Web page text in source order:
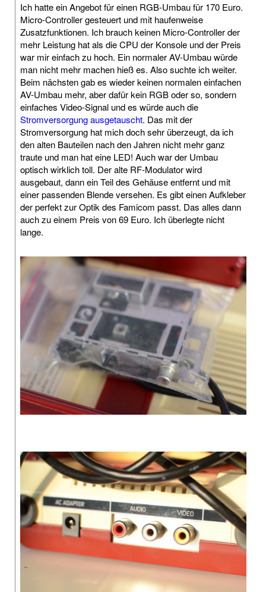
Ich hatte ein Angebot für einen RGB-Umbau für 170 Euro.
Micro-Controller gesteuert und mit haufenweise
Zusatzfunktionen. Ich brauch keinen Micro-Controller der
mehr Leistung hat als die CPU der Konsole und der Preis
war mir einfach zu hoch. Ein normaler AV-Umbau würde
man nicht mehr machen hieß es. Also suchte ich weiter.
Beim nächsten gab es wieder keinen normalen einfachen
AV-Umbau mehr, aber dafür kein RGB oder so, sondern
einfaches Video-Signal und es würde auch die
Stromversorgung ausgetauscht. Das mit der
Stromversorgung hat mich doch sehr überzeugt, da ich
den alten Bauteilen nach den Jahren nicht mehr ganz
traute und man hat eine LED! Auch war der Umbau
optisch wirklich toll. Der alte RF-Modulator wird
ausgebaut, dann ein Teil des Gehäuse entfernt und mit
einer passenden Blende versehen. Es gibt einen Aufkleber
der perfekt zur Optik des Famicom passt. Das alles dann
auch zu einem Preis von 69 Euro. Ich überlegte nicht
lange.